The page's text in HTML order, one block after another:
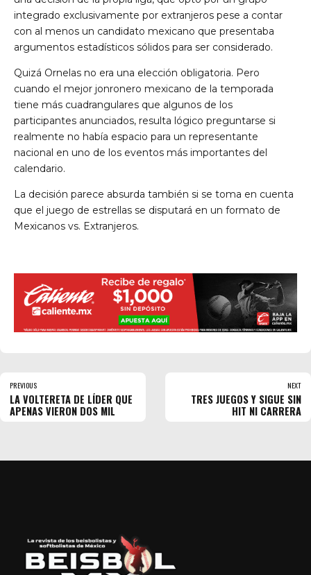
integrado exclusivamente por extranjeros pese a contar
con al menos un candidato mexicano que presentaba
argumentos estadísticos sólidos para ser considerado.
Quizá Ornelas no era una elección obligatoria. Pero
cuando el mejor jonronero mexicano de la temporada
tiene más cuadrangulares que algunos de los
participantes anunciados, resulta lógico preguntarse si
realmente no había espacio para un representante
nacional en uno de los eventos más importantes del
calendario.
La decisión parece absurda también si se toma en cuenta
que el juego de estrellas se disputará en un formato de
Mexicanos vs. Extranjeros.
PREVIOUS
LA VOLTERETA DE LÍDER QUE
APENAS VIERON DOS MIL
NEXT
TRES JUEGOS Y SIGUE SIN
HIT NI CARRERA